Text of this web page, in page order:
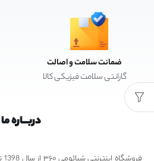
ضمانت سلامت و اصالت
گارانتی سلامت فیزیکی کالا
دربـــاره ما